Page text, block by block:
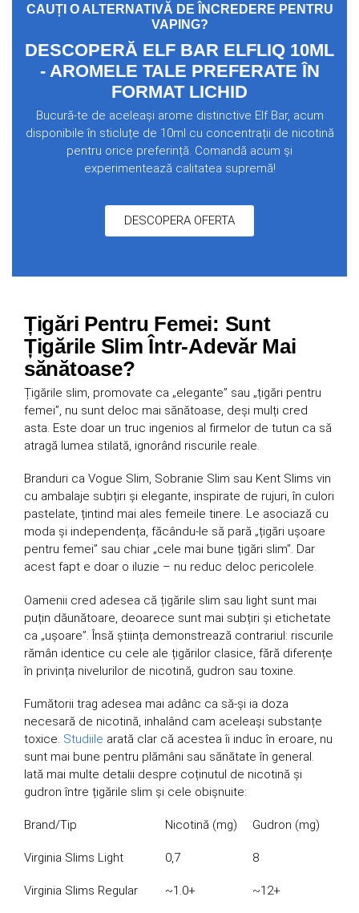
CAUȚI O ALTERNATIVĂ DE ÎNCREDERE PENTRU
VAPING?
DESCOPERĂ ELF BAR ELFLIQ 10ML
- AROMELE TALE PREFERATE ÎN
FORMAT LICHID
Bucură-te de aceleași arome distinctive Elf Bar, acum
disponibile în sticluțe de 10ml cu concentrații de nicotină
pentru orice preferință. Comandă acum și
experimentează calitatea supremă!
DESCOPERA OFERTA
Țigări Pentru Femei: Sunt
Țigările Slim Într-Adevăr Mai
sănătoase?
Țigările slim, promovate ca „elegante” sau „țigări pentru
femei”, nu sunt deloc mai sănătoase, deși mulți cred
asta. Este doar un truc ingenios al firmelor de tutun ca să
atragă lumea stilată, ignorând riscurile reale.
Branduri ca Vogue Slim, Sobranie Slim sau Kent Slims vin
cu ambalaje subțiri și elegante, inspirate de rujuri, în culori
pastelate, țintind mai ales femeile tinere. Le asociază cu
moda și independența, făcându-le să pară „țigări ușoare
pentru femei” sau chiar „cele mai bune țigări slim”. Dar
acest fapt e doar o iluzie – nu reduc deloc pericolele.
Oamenii cred adesea că țigările slim sau light sunt mai
puțin dăunătoare, deoarece sunt mai subțiri și etichetate
ca „ușoare”. Însă știința demonstrează contrariul: riscurile
rămân identice cu cele ale țigărilor clasice, fără diferențe
în privința nivelurilor de nicotină, gudron sau toxine.
Fumătorii trag adesea mai adânc ca să-și ia doza
necesară de nicotină, inhalând cam aceleași substanțe
toxice. Studiile arată clar că acestea îi induc în eroare, nu
sunt mai bune pentru plămâni sau sănătate în general.
Iată mai multe detalii despre coținutul de nicotină și
gudron între țigările slim și cele obișnuite:
Brand/Tip Nicotină (mg) Gudron (mg)
Virginia Slims Light 0,7 8
Virginia Slims Regular ~1.0+ ~12+